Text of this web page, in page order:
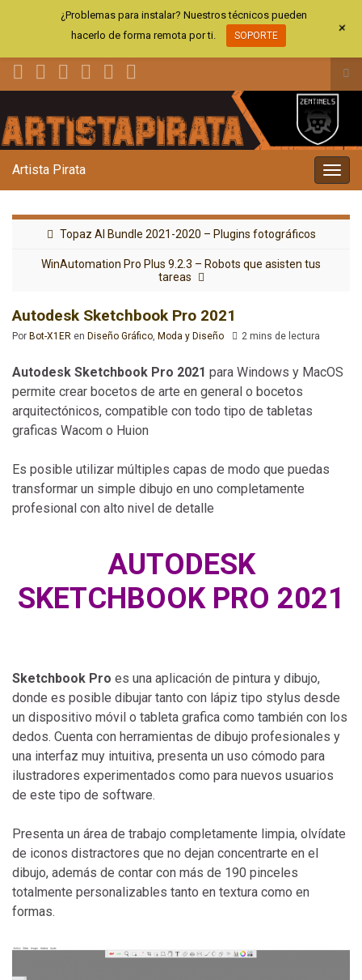
el
la
Artista Pirata
Topaz AI Bundle 2021-2020 – Plugins fotográficos
WinAutomation Pro Plus 9.2.3 – Robots que asisten tus
tareas
Autodesk Sketchbook Pro 2021
Por Bot-X1ER en Diseño Gráfico, Moda y Diseño 2 mins de lectura
Autodesk Sketchbook Pro 2021 para Windows y MacOS
permite crear bocetos de arte en general o bocetos
arquitectónicos, compatible con todo tipo de tabletas
graficas Wacom o Huion
Es posible utilizar múltiples capas de modo que puedas
transformar un simple dibujo en uno completamente
profesional con alto nivel de detalle
AUTODESK
SKETCHBOOK PRO 2021
Sketchbook Pro es una aplicación de pintura y dibujo,
donde es posible dibujar tanto con lápiz tipo stylus desde
un dispositivo móvil o tableta grafica como también con los
dedos. Cuenta con herramientas de dibujo profesionales y
una interfaz muy intuitiva, presenta un uso cómodo para
ilustradores experimentados como para nuevos usuarios
de este tipo de software.
Presenta un área de trabajo completamente limpia, olvídate
de iconos distractores que no dejan concentrarte en el
dibujo, además de contar con más de 190 pinceles
totalmente personalizables tanto en textura como en
formas.
¿Problemas para instalar? Nuestros técnicos pueden
hacerlo de forma remota por ti.
SOPORTE +